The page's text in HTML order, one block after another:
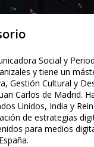
Social y
y tiene un
Gestión Cultural y
Carlos de Madrid.
Unidos, India y
de estrategias
para medios